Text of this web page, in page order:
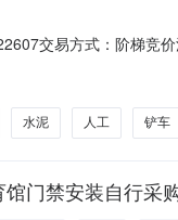
交易方式：阶梯竞
周期：10天农用项目
水泥 人工 铲车
门禁安装自行采